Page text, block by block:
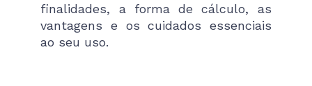
finalidades, a forma de cálculo, as
vantagens e os cuidados essenciais
ao seu uso.